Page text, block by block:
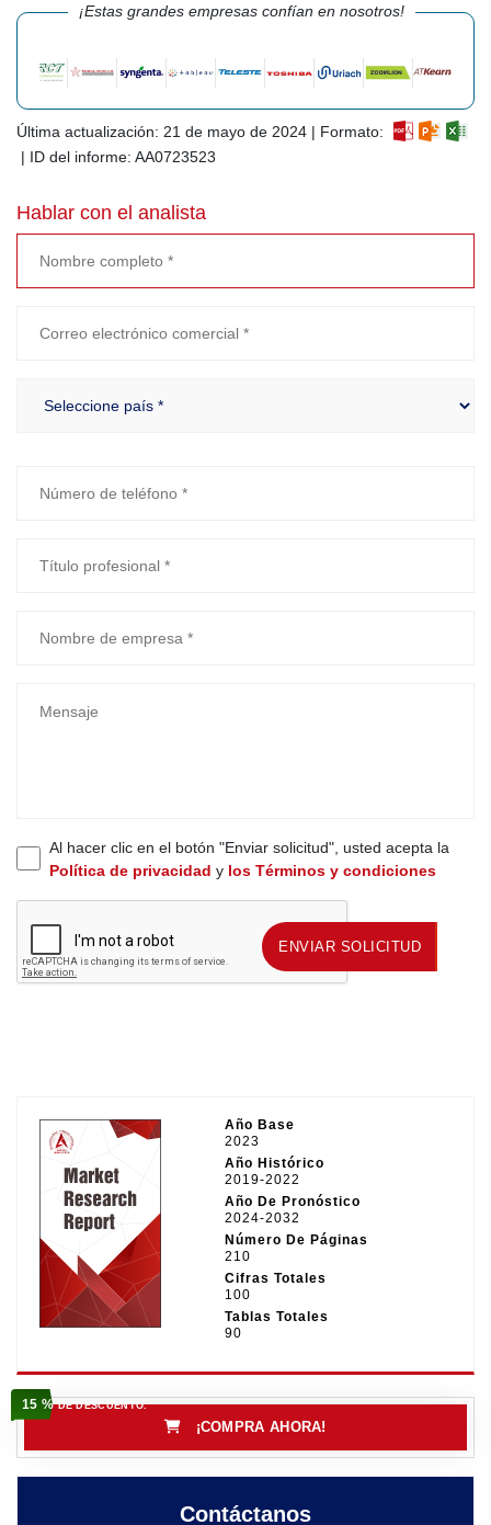
¡Estas grandes empresas confían en nosotros!
Última actualización: 21 de mayo de 2024 | Formato:
| ID del informe: AA0723523
Hablar con el analista
Al hacer clic en el botón "Enviar solicitud", usted acepta la
Política de privacidad y los Términos y condiciones
ENVIAR SOLICITUD ENVIAR SOLICITUD
Año Base
2023
Año Histórico
2019-2022
Año De Pronóstico
2024-2032
Número De Páginas
210
Cifras Totales
100
Tablas Totales
90
15 %DE DESCUENTO.
¡COMPRA AHORA!
Contáctanos